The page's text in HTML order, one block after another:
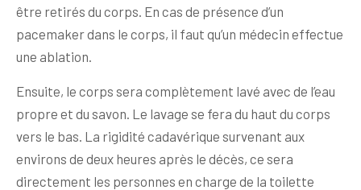
être retirés du corps. En cas de présence d’un
pacemaker dans le corps, il faut qu’un médecin effectue
une ablation.
Ensuite, le corps sera complètement lavé avec de l’eau
propre et du savon. Le lavage se fera du haut du corps
vers le bas. La rigidité cadavérique survenant aux
environs de deux heures après le décès, ce sera
directement les personnes en charge de la toilette